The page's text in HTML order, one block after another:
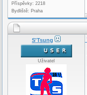
Příspěvky: 2218
Bydliště: Praha
S'Tsung
Uživatel